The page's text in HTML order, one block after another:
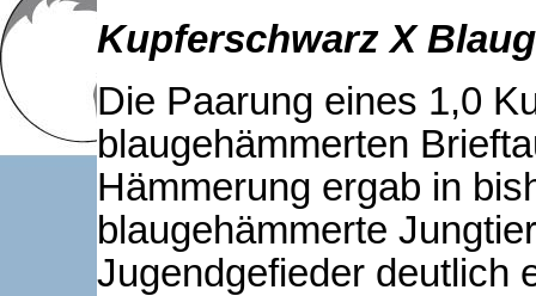
Kupferschwarz X
Die Paarung eines 1,0
blaugehämmerten
Hämmerung ergab in
blaugehämmerte
Jugendgefieder deutlich